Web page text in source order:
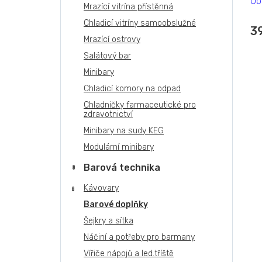
Mrazící vitrína přístěnná
Chladicí vitríny samoobslužné
Mrazící ostrovy
Salátový bar
Minibary
Chladicí komory na odpad
Chladničky farmaceutické pro
zdravotnictví
Minibary na sudy KEG
Modulární minibary
Barová technika
Kávovary
Barové doplňky
Šejkry a sítka
Náčiní a potřeby pro barmany
Vířiče nápojů a led.tříště